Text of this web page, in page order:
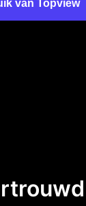
van Topview